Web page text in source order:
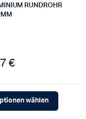
RUNDROHR
€
wählen